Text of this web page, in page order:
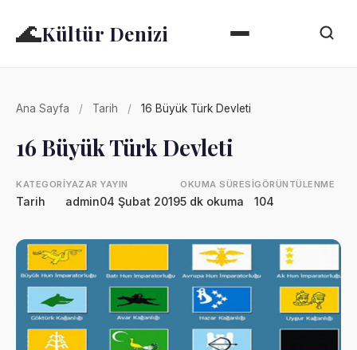
🌊Kültür Denizi
Ana Sayfa / Tarih / 16 Büyük Türk Devleti
16 Büyük Türk Devleti
KATEGORI
Tarih
YAZAR
admin
YAYIN
04 Şubat 2019
OKUMA SÜRESI
5 dk okuma
GÖRÜNTÜLENME
104